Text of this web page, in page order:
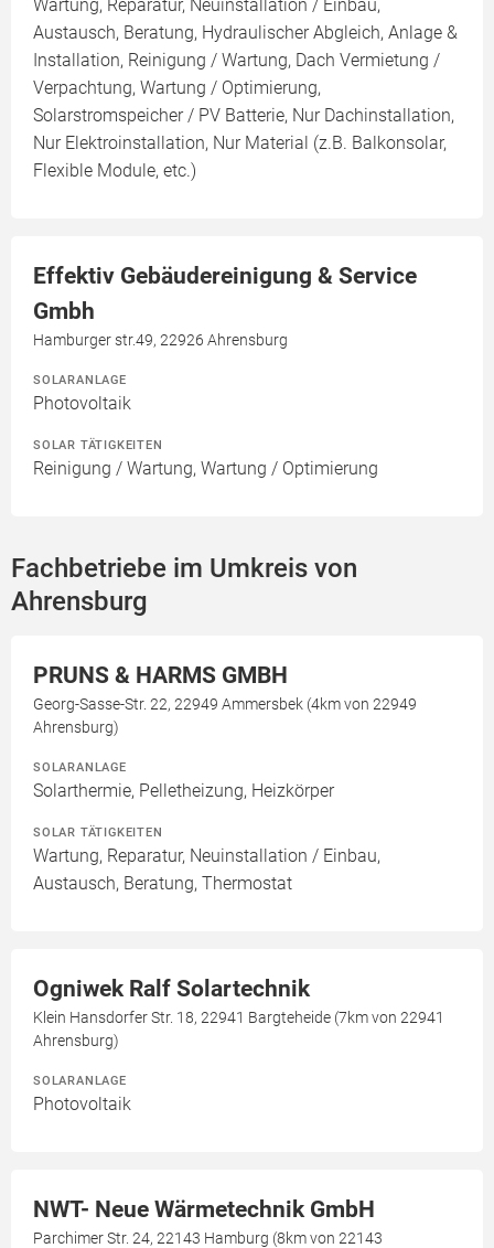
Wartung, Reparatur, Neuinstallation / Einbau,
Austausch, Beratung, Hydraulischer Abgleich, Anlage &
Installation, Reinigung / Wartung, Dach Vermietung /
Verpachtung, Wartung / Optimierung,
Solarstromspeicher / PV Batterie, Nur Dachinstallation,
Nur Elektroinstallation, Nur Material (z.B. Balkonsolar,
Flexible Module, etc.)
Effektiv Gebäudereinigung & Service
Gmbh
Hamburger str.49, 22926 Ahrensburg
SOLARANLAGE
Photovoltaik
SOLAR TÄTIGKEITEN
Reinigung / Wartung, Wartung / Optimierung
Fachbetriebe im Umkreis von
Ahrensburg
PRUNS & HARMS GMBH
Georg-Sasse-Str. 22, 22949 Ammersbek (4km von 22949
Ahrensburg)
SOLARANLAGE
Solarthermie, Pelletheizung, Heizkörper
SOLAR TÄTIGKEITEN
Wartung, Reparatur, Neuinstallation / Einbau,
Austausch, Beratung, Thermostat
Ogniwek Ralf Solartechnik
Klein Hansdorfer Str. 18, 22941 Bargteheide (7km von 22941
Ahrensburg)
SOLARANLAGE
Photovoltaik
NWT- Neue Wärmetechnik GmbH
Parchimer Str. 24, 22143 Hamburg (8km von 22143